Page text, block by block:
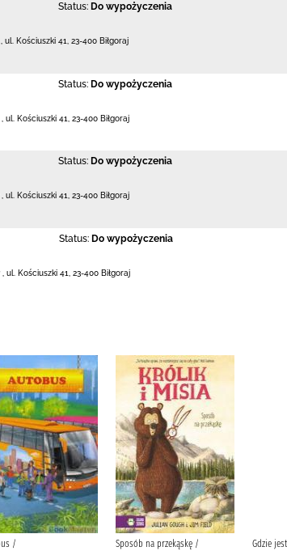
Status: Do wypożyczenia
ul. Kościuszki 41 23-400 Biłgoraj
Status: Do wypożyczenia
, ul. Kościuszki 41 23-400 Biłgoraj
Status: Do wypożyczenia
, ul. Kościuszki 41, 23-400 Biłgoraj
Status: Do wypożyczenia
, ul. Kościuszki 41 23-400 Biłgoraj
/ Sposób na przekąskę / Gdzie